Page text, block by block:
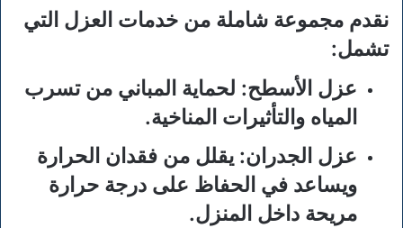
نقدم مجموعة شاملة من خدمات العزل التي
تشمل:
عزل الأسطح: لحماية المباني من تسرب
المياه والتأثيرات المناخية.
عزل الجدران: يقلل من فقدان الحرارة
ويساعد في الحفاظ على درجة حرارة
مريحة داخل المنزل.